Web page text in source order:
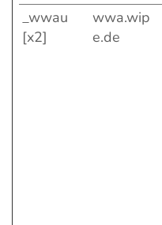
_wwau
[x2]
wwa.wip
e.de